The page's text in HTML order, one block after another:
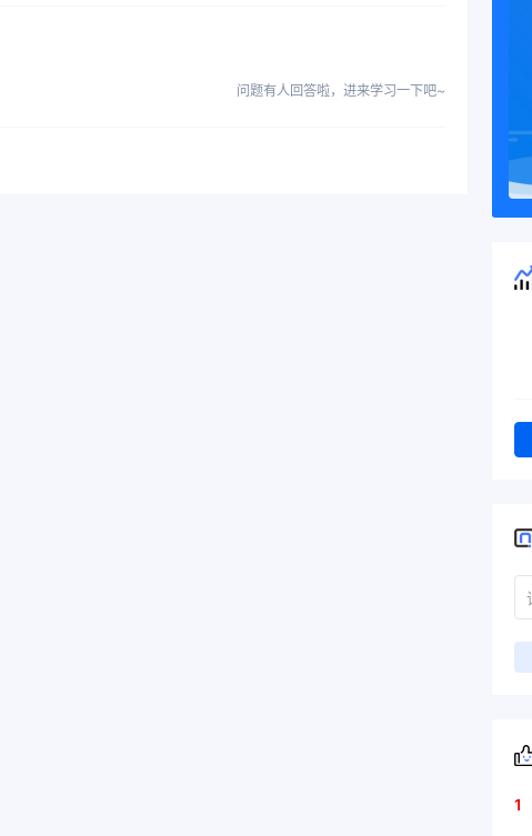
问题有人回答啦，进来学习一下吧~
1